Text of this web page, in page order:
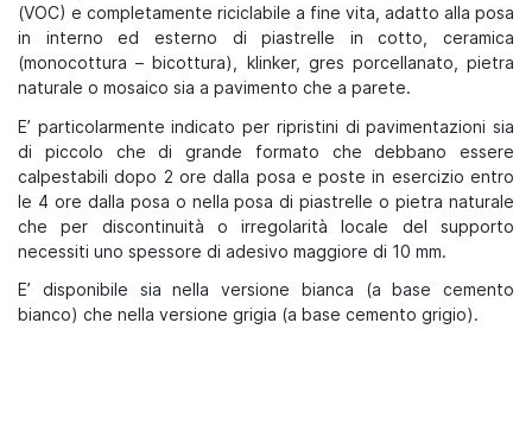
(VOC) e completamente riciclabile a fine vita, adatto alla posa
in interno ed esterno di piastrelle in cotto, ceramica
(monocottura – bicottura), klinker, gres porcellanato, pietra
naturale o mosaico sia a pavimento che a parete.
E’ particolarmente indicato per ripristini di pavimentazioni sia
di piccolo che di grande formato che debbano essere
calpestabili dopo 2 ore dalla posa e poste in esercizio entro
le 4 ore dalla posa o nella posa di piastrelle o pietra naturale
che per discontinuità o irregolarità locale del supporto
necessiti uno spessore di adesivo maggiore di 10 mm.
E’ disponibile sia nella versione bianca (a base cemento
bianco) che nella versione grigia (a base cemento grigio).